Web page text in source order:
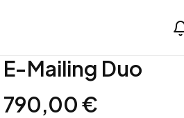
E-Mailing Duo
790,00€